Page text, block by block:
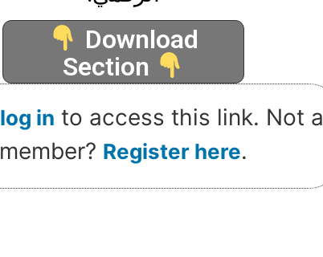
Download
Section
log in to access this link. Not a
member? Register here.